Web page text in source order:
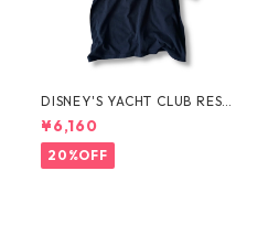
DISNEY'S YACHT CLUB RESO
RT Tee
¥6,160
20%OFF